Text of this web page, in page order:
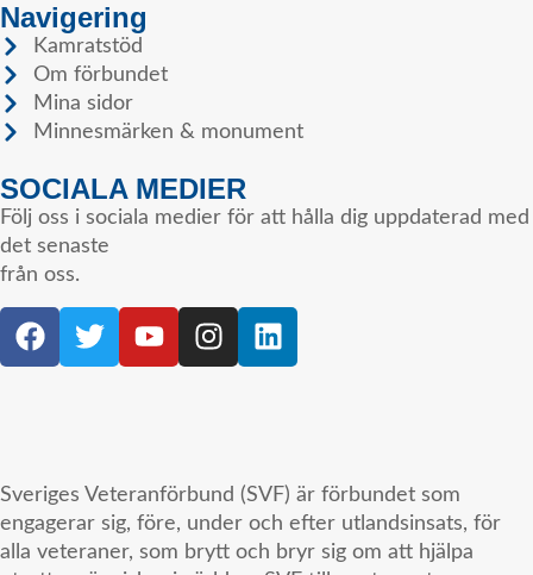
Navigering
Kamratstöd
Om förbundet
Mina sidor
Minnesmärken & monument
SOCIALA MEDIER
Följ oss i sociala medier för att hålla dig uppdaterad med
det senaste
från oss.
Sveriges Veteranförbund (SVF) är förbundet som
engagerar sig, före, under och efter utlandsinsats, för
alla veteraner, som brytt och bryr sig om att hjälpa